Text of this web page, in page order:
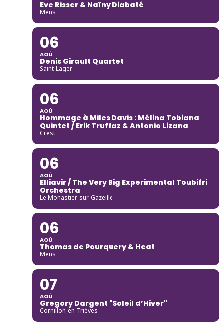
Eve Risser & Naïny Diabaté
Mens
06
AOÛ
Denis Girault Quartet
Saint-Lager
06
AOÛ
Hommage à Miles Davis : Mélina Tobiana
Quintet / Erik Truffaz & Antonio Lizana
Crest
06
AOÛ
Elliavir / The Very Big Experimental Toubifri
Orchestra
Le Monastier-sur-Gazeille
06
AOÛ
Thomas de Pourquery & Heat
Mens
07
AOÛ
Gregory Dargent "Soleil d’Hiver"
Cornillon-en-Trièves